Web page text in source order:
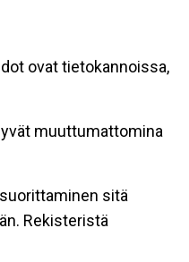
ovat tietokannoissa,
muuttumattomina
sitä
Rekisteristä